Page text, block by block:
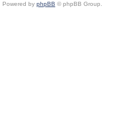
Powered by phpBB © phpBB Group.